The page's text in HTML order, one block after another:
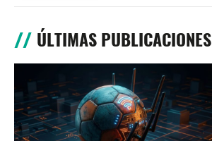
ÚLTIMAS PUBLICACIONES